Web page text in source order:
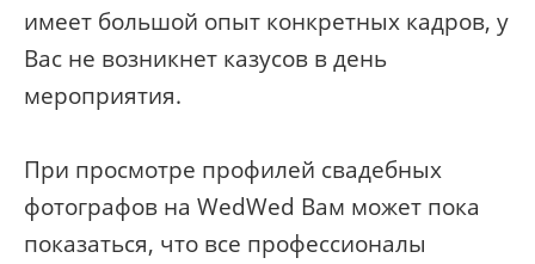
имеет большой опыт конкретных кадров, у
Вас не возникнет казусов в день
мероприятия.
При просмотре профилей свадебных
фотографов на WedWed Вам может пока
показаться, что все профессионалы